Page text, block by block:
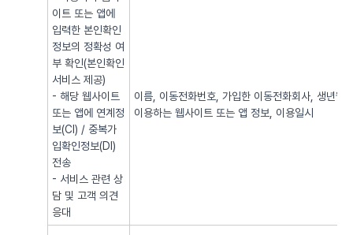
이트 또는 앱에
입력한 본인확인
정보의 정확성 여
부 확인(본인확인
서비스 제공)
- 해당 웹사이트
또는 앱에 연계정
보(CI) / 중복가
입확인정보(DI)
전송
- 서비스 관련 상
담 및 고객 의견
응대
이름, 이동전화번호, 가입한 이동전화회사, 생년
이용하는 웹사이트 또는 앱 정보, 이용일시